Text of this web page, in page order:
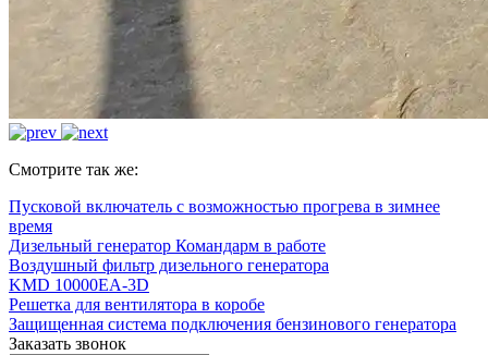
Смотрите так же:
Пусковой включатель с возможностью прогрева в зимнее
время
Дизельный генератор Командарм в работе
Воздушный фильтр дизельного генератора
KMD 10000EA-3D
Решетка для вентилятора в коробе
Защищенная система подключения бензинового генератора
Заказать звонок